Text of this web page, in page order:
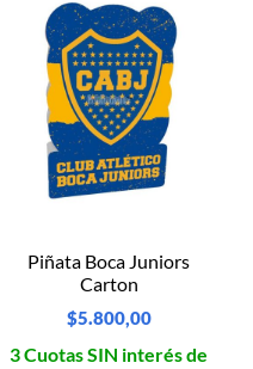
Piñata Boca Juniors
Carton
$5.800,00
3 Cuotas SIN interés de